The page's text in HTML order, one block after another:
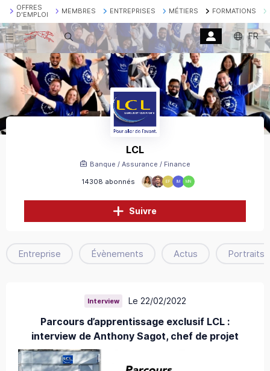
OFFRES
D'EMPLOI
MEMBRES ENTREPRISES MÉTIERS FORMATIONS
Recherche FR
LCL
14308 abonnés EF IM MN
Banque / Assurance / Finance
Suivre
Entreprise Évènements Actus Portraits
Interview Le 22/02/2022
Parcours d’apprentissage exclusif LCL :
interview de Anthony Sagot, chef de projet